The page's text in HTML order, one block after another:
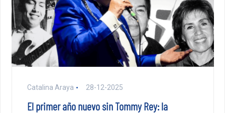
Catalina Araya 28-12-2025
El primer año nuevo sin Tommy Rey: la